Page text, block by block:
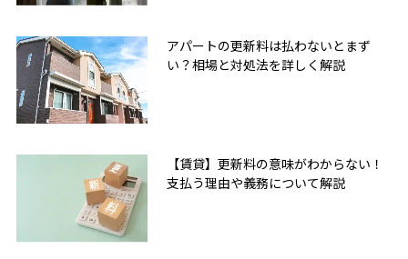
アパートの更新料は払わないとまず
い？相場と対処法を詳しく解説
【賃貸】更新料の意味がわからない！
支払う理由や義務について解説